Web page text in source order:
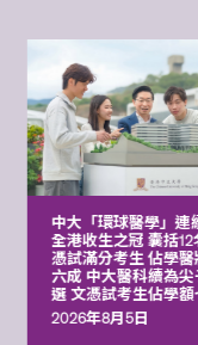
中大「環球醫學」連
全港收生之冠 囊括12
憑試滿分考生 佔學醫
六成 中大醫科續為尖
選 文憑試考生佔學額
2026年8月5日